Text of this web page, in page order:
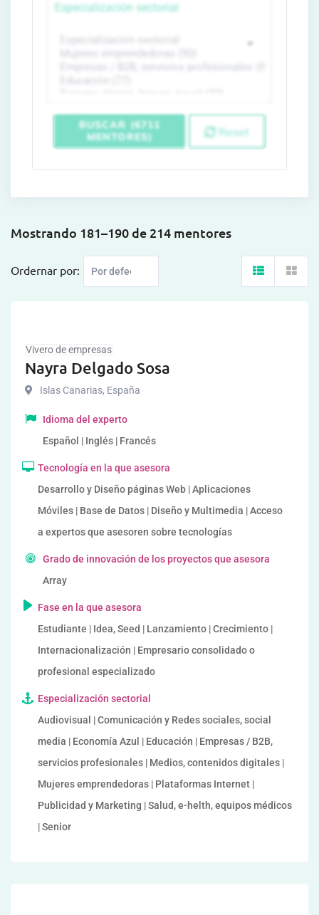
Especialización sectorial
BUSCAR (6711
MENTORES)
Reset
Mostrando 181–190 de 214 mentores
Ordernar por:
Vivero de empresas
Nayra Delgado Sosa
Islas Canarias, España
Idioma del experto
Español | Inglés | Francés
Tecnología en la que asesora
Desarrollo y Diseño páginas Web | Aplicaciones
Móviles | Base de Datos | Diseño y Multimedia | Acceso
a expertos que asesoren sobre tecnologías
Grado de innovación de los proyectos que asesora
Array
Fase en la que asesora
Estudiante | Idea, Seed | Lanzamiento | Crecimiento |
Internacionalización | Empresario consolidado o
profesional especializado
Especialización sectorial
Audiovisual | Comunicación y Redes sociales, social
media | Economía Azul | Educación | Empresas / B2B,
servicios profesionales | Medios, contenidos digitales |
Mujeres emprendedoras | Plataformas Internet |
Publicidad y Marketing | Salud, e-helth, equipos médicos
| Senior